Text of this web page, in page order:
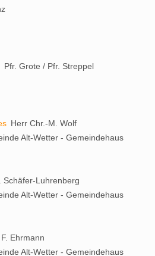
Pfr. Grote / Pfr. Streppel
Herr Chr.-M. Wolf
Alt-Wetter - Gemeindehaus
Schäfer-Luhrenberg
Alt-Wetter - Gemeindehaus
Ehrmann
Alt-Wetter - Gemeindehaus